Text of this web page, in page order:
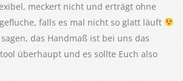
meckert nicht und erträgt ohne
falls es mal nicht so glatt läuft
das Handmaß ist bei uns das
überhaupt und es sollte Euch also